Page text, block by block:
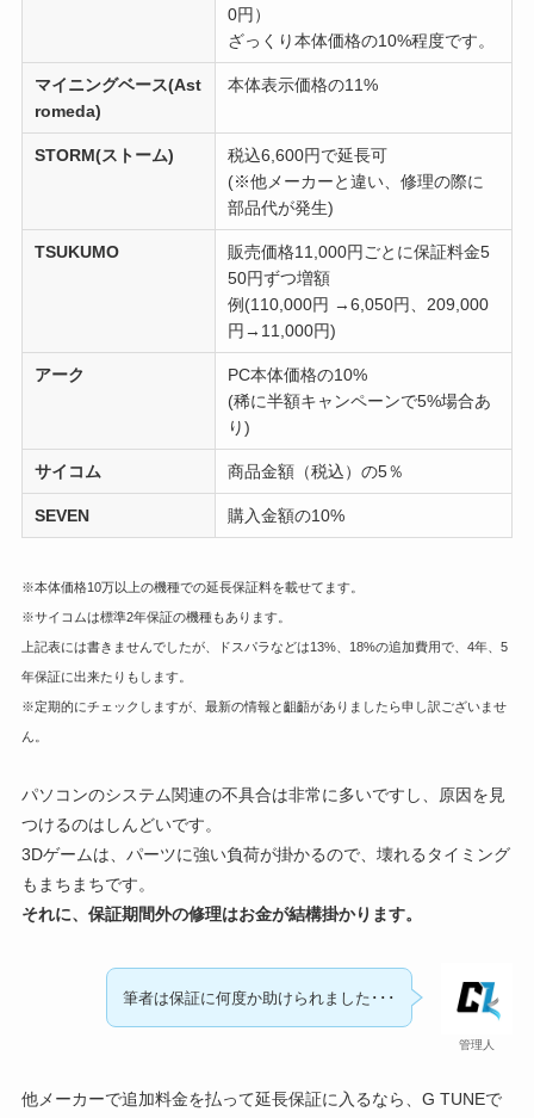
0円）
ざっくり本体価格の10%程度です。
マイニングベース(Ast
romeda)
本体表示価格の11%
STORM(ストーム)
税込6,600円で延長可
(※他メーカーと違い、修理の際に
部品代が発生)
TSUKUMO
販売価格11,000円ごとに保証料金5
50円ずつ増額
例(110,000円 →6,050円、209,000
円→11,000円)
アーク
PC本体価格の10%
(稀に半額キャンペーンで5%場合あ
り)
サイコム 商品金額（税込）の5％
SEVEN 購入金額の10%
※本体価格10万以上の機種での延長保証料を載せてます。
※サイコムは標準2年保証の機種もあります。
上記表には書きませんでしたが、ドスパラなどは13%、18%の追加費用で、4年、5
年保証に出来たりもします。
※定期的にチェックしますが、最新の情報と齟齬がありましたら申し訳ございませ
ん。
パソコンのシステム関連の不具合は非常に多いですし、原因を見
つけるのはしんどいです。
3Dゲームは、パーツに強い負荷が掛かるので、壊れるタイミング
もまちまちです。
それに、保証期間外の修理はお金が結構掛かります。
管理人
筆者は保証に何度か助けられました･･･
他メーカーで追加料金を払って延長保証に入るなら、G TUNEで